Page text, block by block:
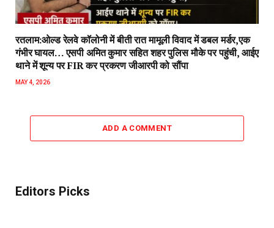
रतलाम:ओल्ड रेलवे कॉलोनी में बीती रात मामूली विवाद में डबल मर्डर,एक
गंभीर घायल… एसपी अमित कुमार सहित शहर पुलिस मौके पर पहुंची, आईए
थाने में शून्य पर FIR कर प्रकरण जीआरपी को सौंपा
MAY 4, 2026
ADD A COMMENT
Editors Picks